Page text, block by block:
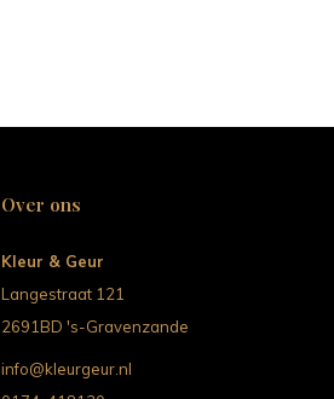
Over ons
Kleur & Geur
Langestraat 121
2691BD 's-Gravenzande
info@kleurgeur.nl